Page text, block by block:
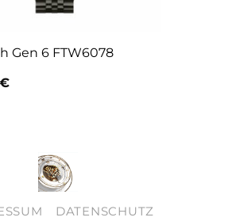
Gen 6 FTW6078
€Aktueller
DATENSCHUTZ